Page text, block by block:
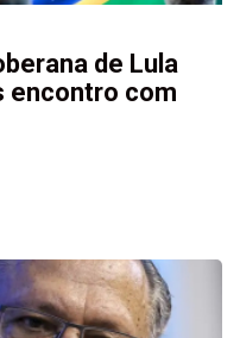
de Lula
encontro com